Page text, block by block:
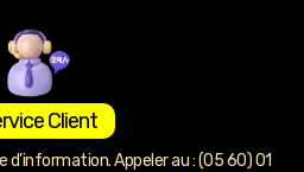
Client
Appeler au : (05 60) 01